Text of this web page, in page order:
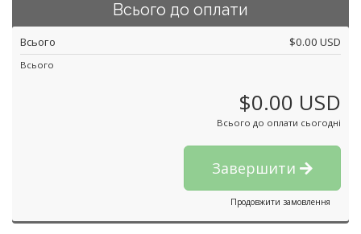
Всього до оплати
Всього $0.00 USD
Всього
$0.00 USD
Всього до оплати сьогодні
Завершити
Продовжити замовлення